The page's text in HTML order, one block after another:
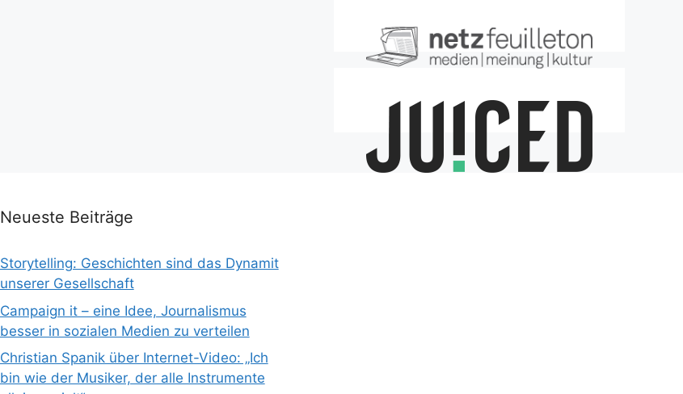
Neueste Beiträge
Storytelling: Geschichten sind das Dynamit
unserer Gesellschaft
Campaign it – eine Idee, Journalismus
besser in sozialen Medien zu verteilen
Christian Spanik über Internet-Video: „Ich
bin wie der Musiker, der alle Instrumente